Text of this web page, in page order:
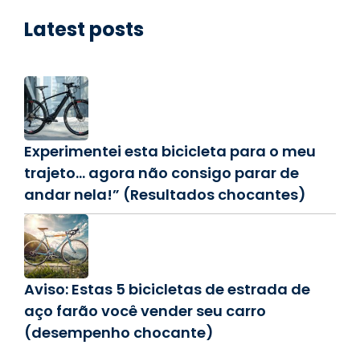
Latest posts
Experimentei esta bicicleta para o meu
trajeto… agora não consigo parar de
andar nela!” (Resultados chocantes)
Aviso: Estas 5 bicicletas de estrada de
aço farão você vender seu carro
(desempenho chocante)